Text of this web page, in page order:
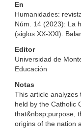
En
Humanidades:
Núm. 14 (2023): La
(siglos XX-XXI).
Editor
Universidad de
Educación
Notas
This article analyzes
held by the Catholic
that&nbsp;purpose,
origins of the nation